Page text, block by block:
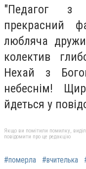
"Педагог з
прекрасний
любляча
колектив
Нехай з
небеснім!
йдеться у
Якщо ви помітили помилку,
повідомити про це редакцію
#померла #вчителька